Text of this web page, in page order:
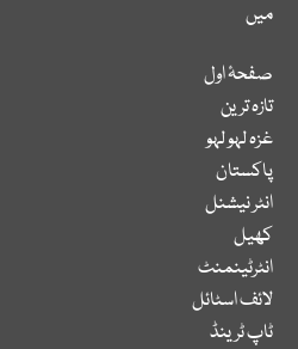
میں
صفحۂ اول
تازہ ترین
غزہ لہو لہو
پاکستان
انٹر نیشنل
کھیل
انٹرٹینمنٹ
لائف اسٹائل
ٹاپ ٹرینڈ